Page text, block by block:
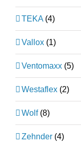
TEKA (4)
Vallox (1)
Ventomaxx (5)
Westaflex (2)
Wolf (8)
Zehnder (4)